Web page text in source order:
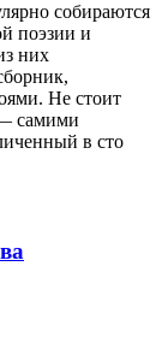
собираются
поэзии и
них
Не стоит
— самими
в сто